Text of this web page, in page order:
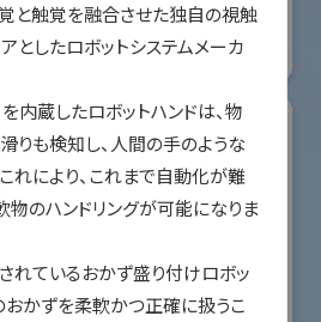
と触覚を融合させた独自の視触
としたロボットシステムメーカ
内蔵したロボットハンドは、物
りも検知し、人間の手のような
れにより、これまで自動化が難
物のハンドリングが可能になりま
れているおかず盛り付けロボッ
おかずを柔軟かつ正確に扱うこ
ト #要素技術